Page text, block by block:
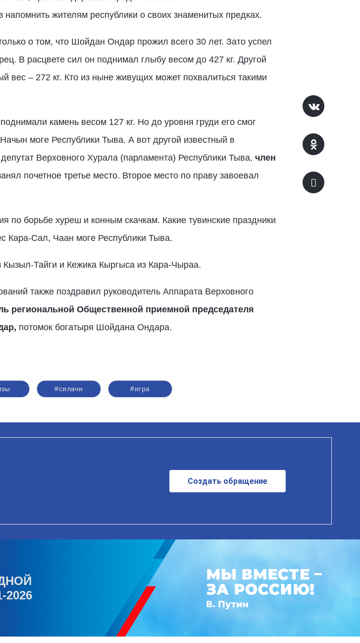
жителям республики о своих знаменитых предках.
о том, что Шойдан Ондар прожил всего 30 лет. Зато успел
В расцвете сил он поднимал глыбу весом до 427 кг. Другой
– 272 кг. Кто из ныне живущих может похвалиться такими
камень весом 127 кг. Но до уровня груди его смог
моге Республики Тыва. А вот другой известный в
Верховного Хурала (парламента) Республики Тыва, член
почетное третье место. Второе место по праву завоевал
по борьбе хуреш и конным скачкам. Какие тувинские праздники
Кара-Сал, Чаан моге Республики Тыва.
Тайги и Кежика Кыргыса из Кара-Чыраа.
также поздравил руководитель Аппарата Верховного
региональной Общественной приемной председателя
потомок богатыря Шойдана Ондара.
#силачи #игра
Создать обращение